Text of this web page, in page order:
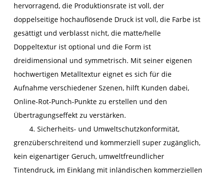
hervorragend, die Produktionsrate ist voll, der
doppelseitige hochauflösende Druck ist voll, die Farbe ist
gesättigt und verblasst nicht, die matte/helle
Doppeltextur ist optional und die Form ist
dreidimensional und symmetrisch. Mit seiner eigenen
hochwertigen Metalltextur eignet es sich für die
Aufnahme verschiedener Szenen, hilft Kunden dabei,
Online-Rot-Punch-Punkte zu erstellen und den
Übertragungseffekt zu verstärken.
4. Sicherheits- und Umweltschutzkonformität,
grenzüberschreitend und kommerziell super zugänglich,
kein eigenartiger Geruch, umweltfreundlicher
Tintendruck, im Einklang mit inländischen kommerziellen